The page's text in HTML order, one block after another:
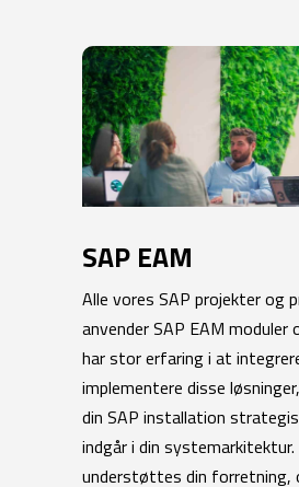
SAP EAM
​Alle vores SAP projekter og
anvender SAP EAM moduler
har stor erfaring i at
implementere disse
din SAP installation
indgår i din systemarkitektur.
understøttes din forretning,